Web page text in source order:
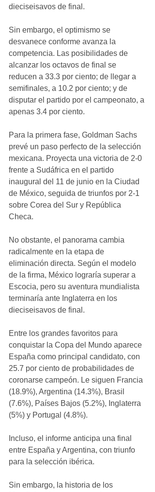
dieciseisavos de final.
Sin embargo, el optimismo se
desvanece conforme avanza la
competencia. Las posibilidades de
alcanzar los octavos de final se
reducen a 33.3 por ciento; de llegar a
semifinales, a 10.2 por ciento; y de
disputar el partido por el campeonato, a
apenas 3.4 por ciento.
Para la primera fase, Goldman Sachs
prevé un paso perfecto de la selección
mexicana. Proyecta una victoria de 2-0
frente a Sudáfrica en el partido
inaugural del 11 de junio en la Ciudad
de México, seguida de triunfos por 2-1
sobre Corea del Sur y República
Checa.
No obstante, el panorama cambia
radicalmente en la etapa de
eliminación directa. Según el modelo
de la firma, México lograría superar a
Escocia, pero su aventura mundialista
terminaría ante Inglaterra en los
dieciseisavos de final.
Entre los grandes favoritos para
conquistar la Copa del Mundo aparece
España como principal candidato, con
25.7 por ciento de probabilidades de
coronarse campeón. Le siguen Francia
(18.9%), Argentina (14.3%), Brasil
(7.6%), Países Bajos (5.2%), Inglaterra
(5%) y Portugal (4.8%).
Incluso, el informe anticipa una final
entre España y Argentina, con triunfo
para la selección ibérica.
Sin embargo, la historia de los